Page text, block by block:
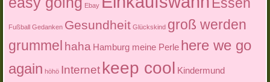
Ebay
Fußball Gedanken Gesundheit Glückskind groß werden
grummel haha Hamburg meine Perle here we go
again höhö Internet keep cool Kindermund